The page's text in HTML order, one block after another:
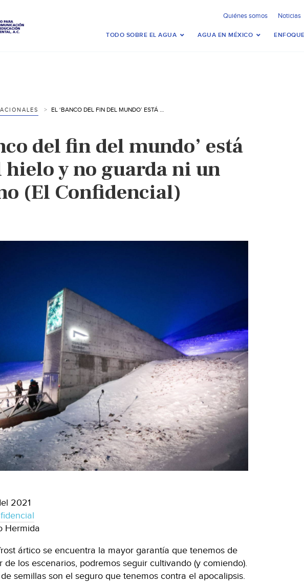
Quiénes somos Noticias
TODO SOBRE EL AGUA AGUA EN MÉXICO
EL ‘BANCO DEL FIN DEL MUNDO’ ESTÁ BAJO EL HIELO Y NO GUARDA NI UN CÉNTIMO (EL CONFIDENCIAL)
del fin del mundo’ está
hielo y no guarda ni un
(El Confidencial)
2021
Hermida
ártico se encuentra la mayor garantía que tenemos de
de los escenarios, podremos seguir cultivando (y comiendo).
semillas son el seguro que tenemos contra el apocalipsis.